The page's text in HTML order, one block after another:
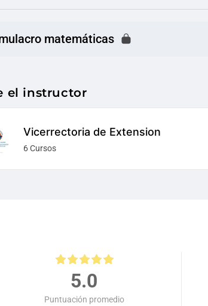
matemáticas
el instructor
Vicerrectoria de Extension
6 Cursos
5.0
Puntuación promedio